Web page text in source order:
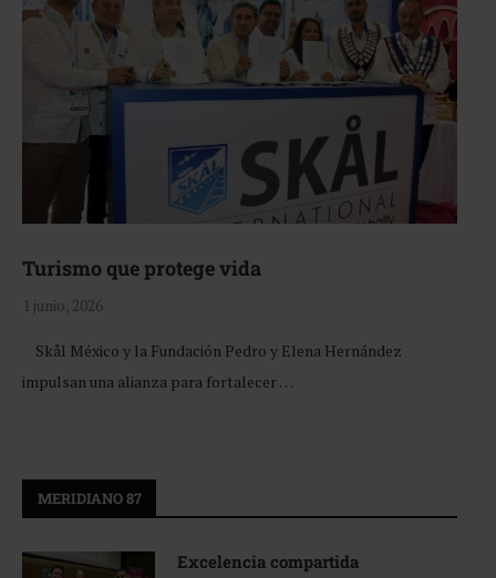
Turismo que protege vida
1 junio, 2026
Skål México y la Fundación Pedro y Elena Hernández
impulsan una alianza para fortalecer …
MERIDIANO 87
Excelencia compartida